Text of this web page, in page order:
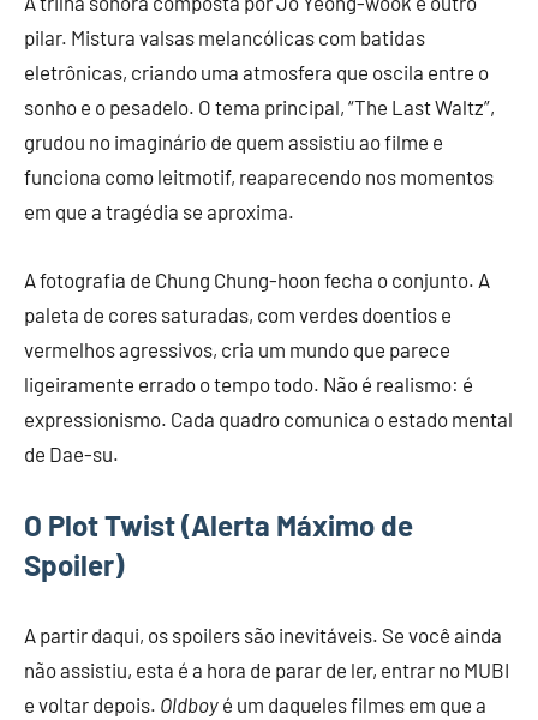
pilar. Mistura valsas melancólicas com batidas
eletrônicas, criando uma atmosfera que oscila entre o
sonho e o pesadelo. O tema principal, “The Last Waltz”,
grudou no imaginário de quem assistiu ao filme e
funciona como leitmotif, reaparecendo nos momentos
em que a tragédia se aproxima.
A fotografia de Chung Chung-hoon fecha o conjunto. A
paleta de cores saturadas, com verdes doentios e
vermelhos agressivos, cria um mundo que parece
ligeiramente errado o tempo todo. Não é realismo: é
expressionismo. Cada quadro comunica o estado mental
de Dae-su.
O Plot Twist (Alerta Máximo de
Spoiler)
A partir daqui, os spoilers são inevitáveis. Se você ainda
não assistiu, esta é a hora de parar de ler, entrar no MUBI
e voltar depois. Oldboy é um daqueles filmes em que a